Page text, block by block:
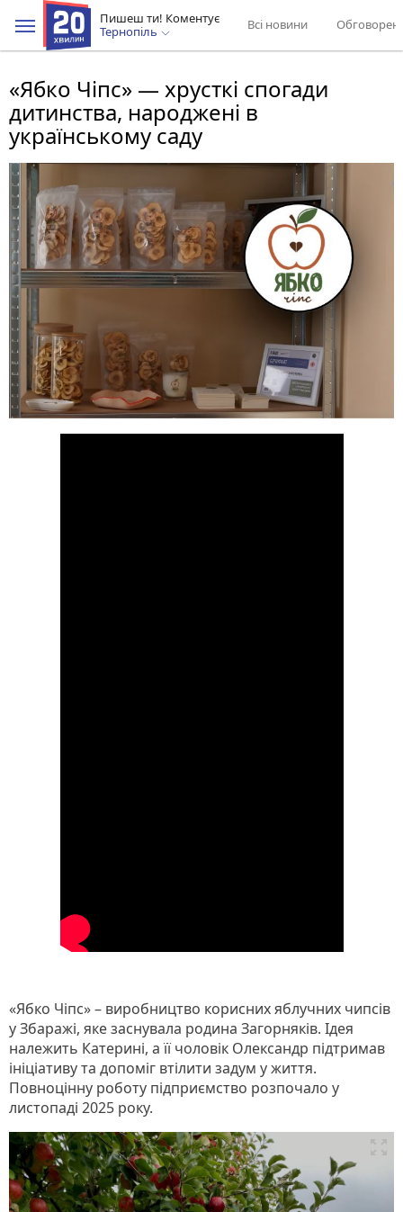
Пишеш ти! Коментує
Тернопіль
Всі новини
«Ябко Чіпс» — хрусткі спогади
дитинства, народжені в
українському саду
«Ябко Чіпс» – виробництво корисних яблучних чипсів
у Збаражі, яке заснувала родина Загорняків. Ідея
належить Катерині, а її чоловік Олександр підтримав
ініціативу та допоміг втілити задум у життя.
Повноцінну роботу підприємство розпочало у
листопаді 2025 року.